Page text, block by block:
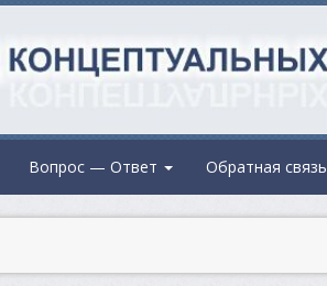
Вопрос — Ответ Обратная связь